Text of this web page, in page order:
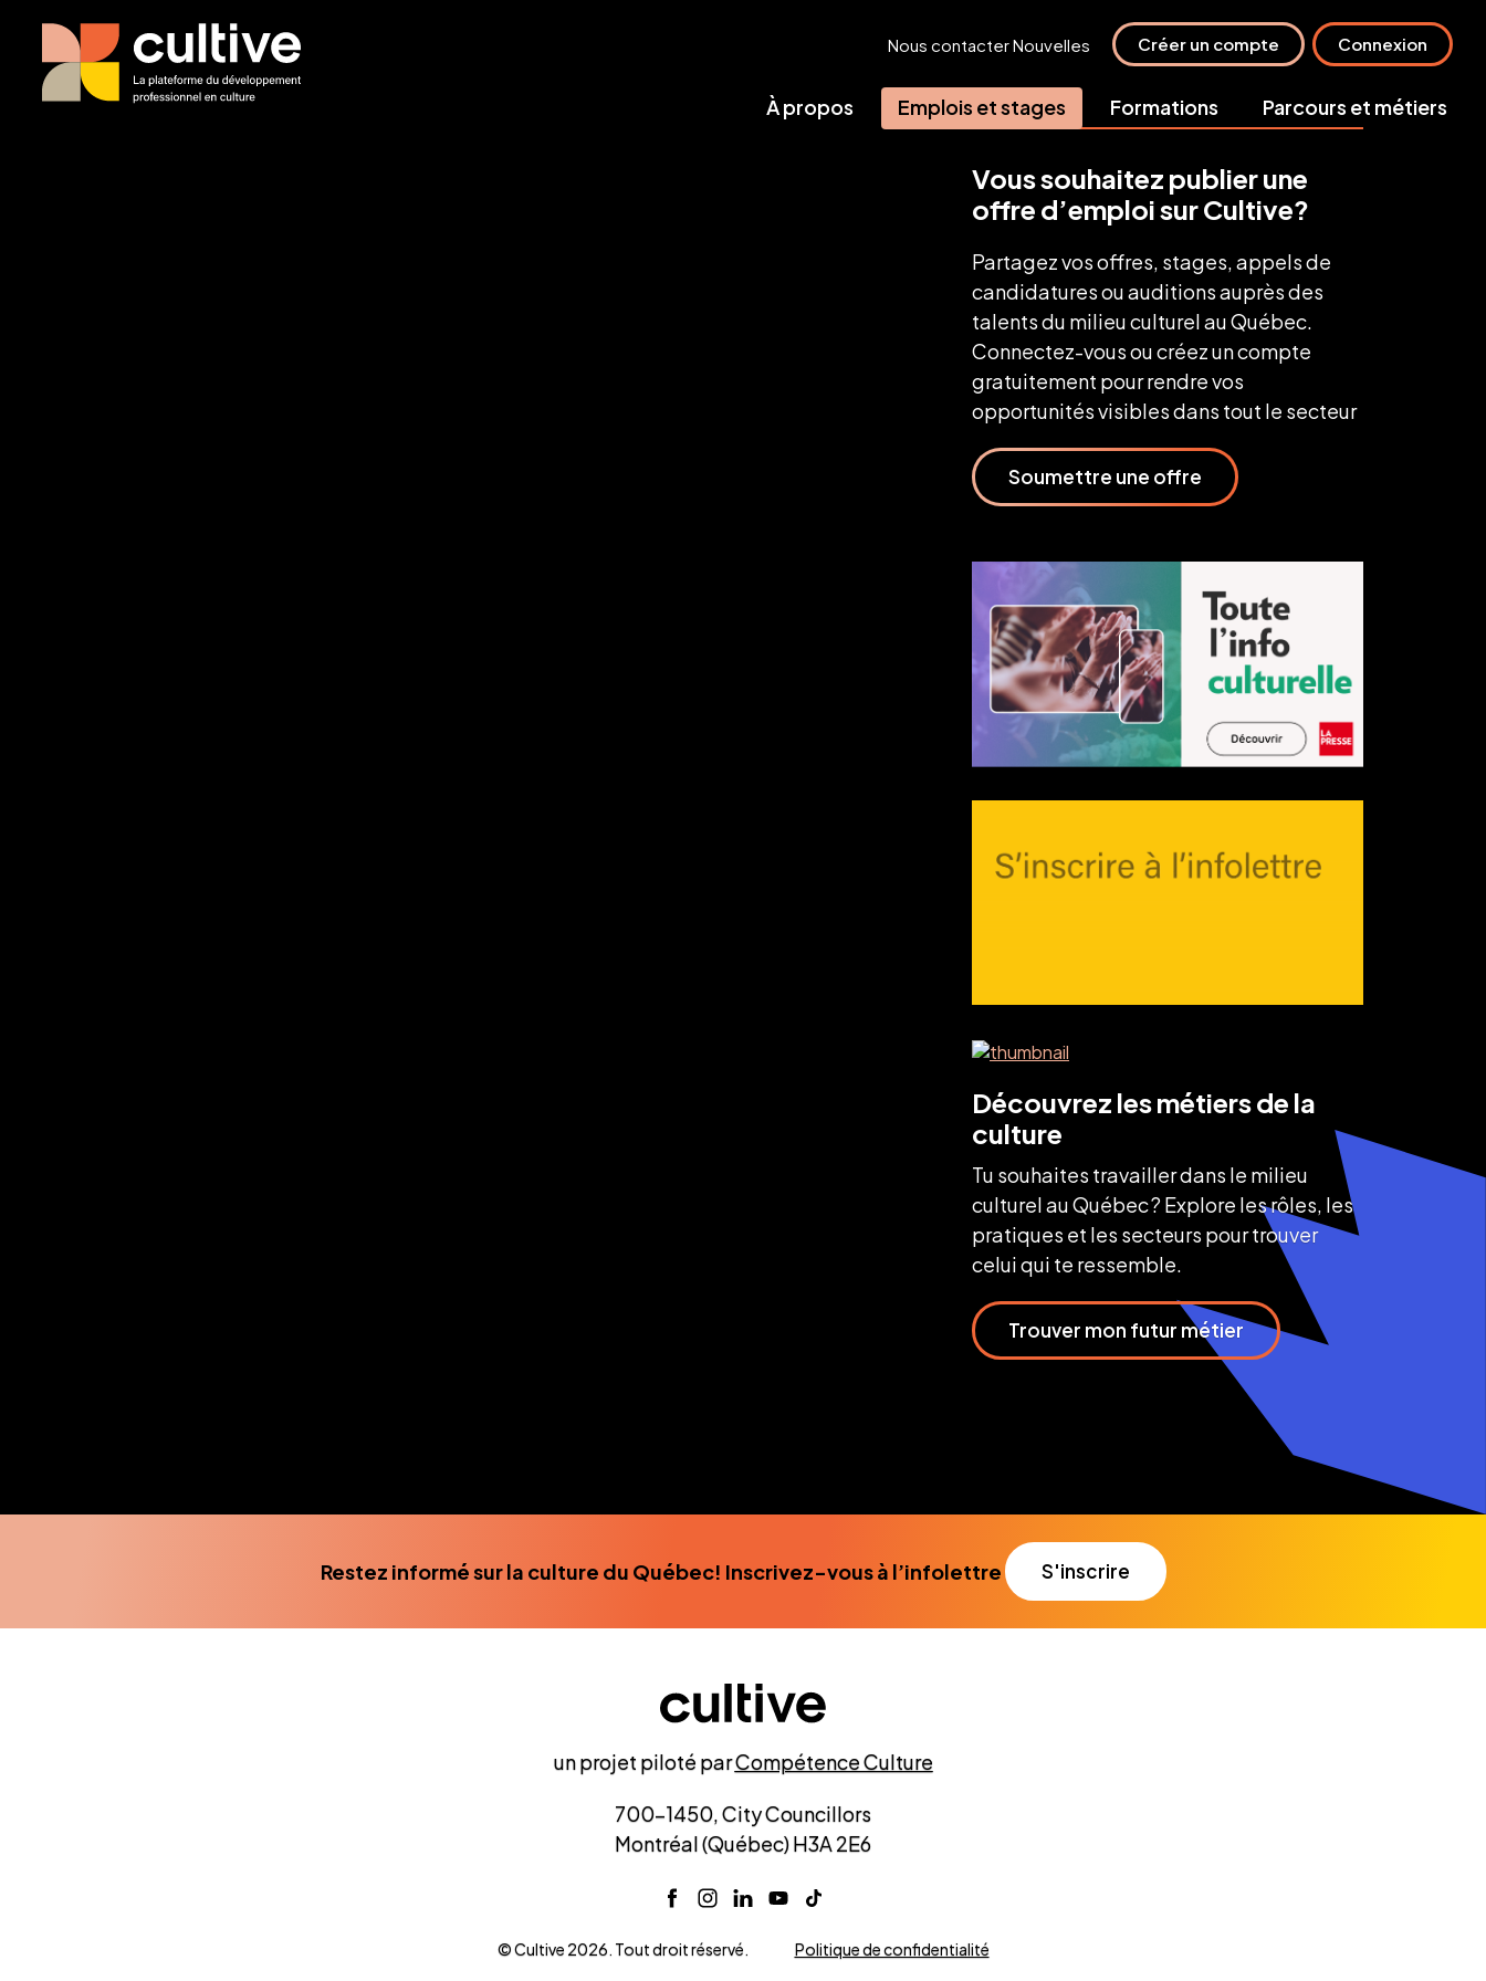
Nous contacterNouvelles Créer un compte Connexion
À propos Emplois et stages Formations Parcours et métiers
Vous souhaitez publier une
offre d’emploi sur Cultive?
Partagez vos offres, stages, appels de
candidatures ou auditions auprès des
talents du milieu culturel au Québec.
Connectez-vous ou créez un compte
gratuitement pour rendre vos
opportunités visibles dans tout le secteur
Soumettre une offre
Découvrez les métiers de la
culture
Tu souhaites travailler dans le milieu
culturel au Québec ? Explore les rôles, les
pratiques et les secteurs pour trouver
celui qui te ressemble.
Trouver mon futur métier
Restez informé sur la culture du Québec! Inscrivez-vous à l’infolettre S'inscrire
un projet piloté parCompétence Culture
700-1450, City Councillors
Montréal (Québec) H3A 2E6
© Cultive 2026. Tout droit réservé. Politique de confidentialité